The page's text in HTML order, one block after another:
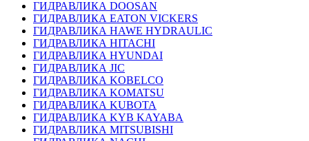
ГИДРАВЛИКА DOOSAN
ГИДРАВЛИКА EATON VICKERS
ГИДРАВЛИКА HAWE HYDRAULIC
ГИДРАВЛИКА HITACHI
ГИДРАВЛИКА HYUNDAI
ГИДРАВЛИКА JIC
ГИДРАВЛИКА KOBELCO
ГИДРАВЛИКА KOMATSU
ГИДРАВЛИКА KUBOTA
ГИДРАВЛИКА KYB KAYABA
ГИДРАВЛИКА MITSUBISHI